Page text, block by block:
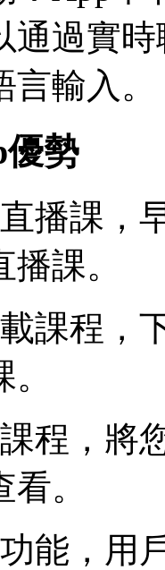
通過實
輸入。
勢
播課，
課。
課程，
程，將
。
能，用